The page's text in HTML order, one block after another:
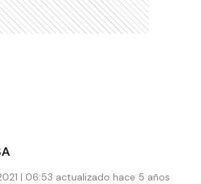
| 06:53 actualizado hace 5 años